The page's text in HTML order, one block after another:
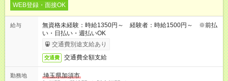
WEB登録・面接OK
給与
無資格未経験：時給1350円～ 経験者：時給1500円～ ※前払
い・日払い・週払いOK
交通費別途支給あり
交通費 交通費全額支給
勤務地
埼玉県加須市